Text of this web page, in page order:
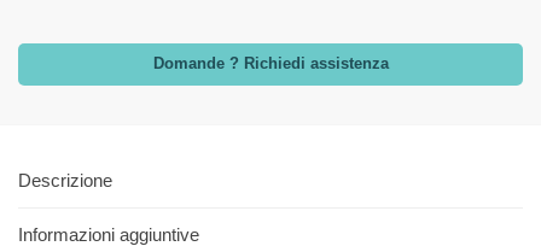
Domande ? Richiedi assistenza
Descrizione
Informazioni aggiuntive